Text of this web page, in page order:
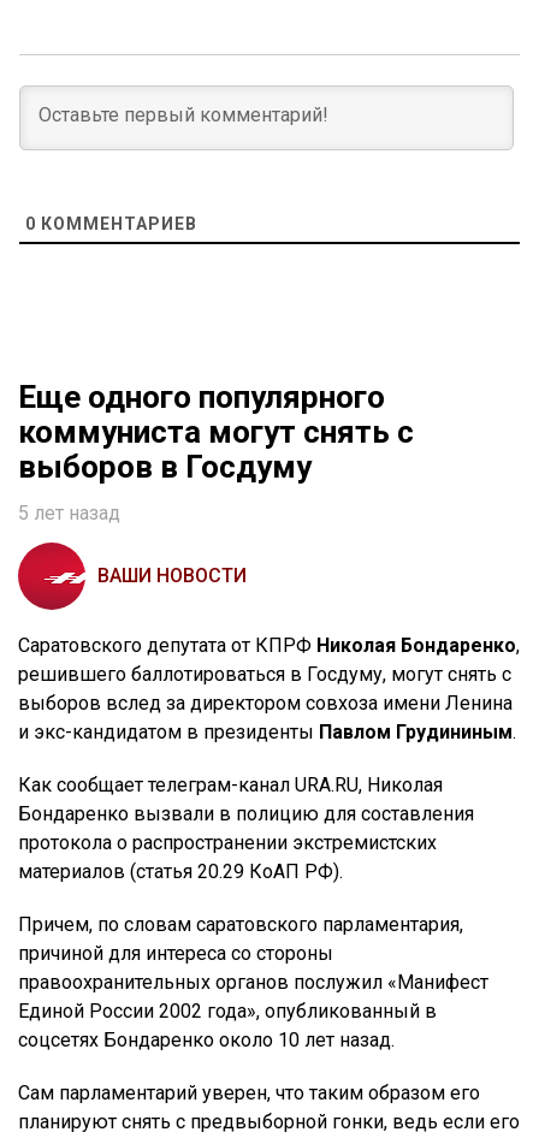
0 КОММЕНТАРИЕВ
Еще одного популярного
коммуниста могут снять с
выборов в Госдуму
5 лет назад
ВАШИ НОВОСТИ
Саратовского депутата от КПРФ Николая Бондаренко,
решившего баллотироваться в Госдуму, могут снять с
выборов вслед за директором совхоза имени Ленина
и экс-кандидатом в президенты Павлом Грудининым.
Как сообщает телеграм-канал URA.RU, Николая
Бондаренко вызвали в полицию для составления
протокола о распространении экстремистских
материалов (статья 20.29 КоАП РФ).
Причем, по словам саратовского парламентария,
причиной для интереса со стороны
правоохранительных органов послужил «Манифест
Единой России 2002 года», опубликованный в
соцсетях Бондаренко около 10 лет назад.
Сам парламентарий уверен, что таким образом его
планируют снять с предвыборной гонки, ведь если его